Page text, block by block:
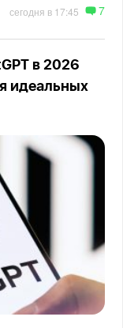
сегодня в 17:45 7
в 2026
идеальных